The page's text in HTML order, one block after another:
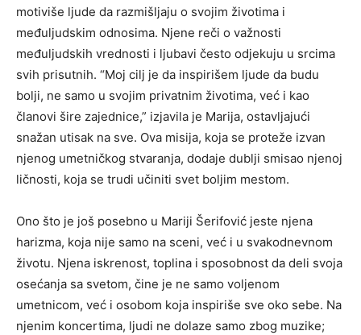
motiviše ljude da razmišljaju o svojim životima i
međuljudskim odnosima. Njene reči o važnosti
međuljudskih vrednosti i ljubavi često odjekuju u srcima
svih prisutnih. “Moj cilj je da inspirišem ljude da budu
bolji, ne samo u svojim privatnim životima, već i kao
članovi šire zajednice,” izjavila je Marija, ostavljajući
snažan utisak na sve. Ova misija, koja se proteže izvan
njenog umetničkog stvaranja, dodaje dublji smisao njenoj
ličnosti, koja se trudi učiniti svet boljim mestom.
Ono što je još posebno u Mariji Šerifović jeste njena
harizma, koja nije samo na sceni, već i u svakodnevnom
životu. Njena iskrenost, toplina i sposobnost da deli svoja
osećanja sa svetom, čine je ne samo voljenom
umetnicom, već i osobom koja inspiriše sve oko sebe. Na
njenim koncertima, ljudi ne dolaze samo zbog muzike;